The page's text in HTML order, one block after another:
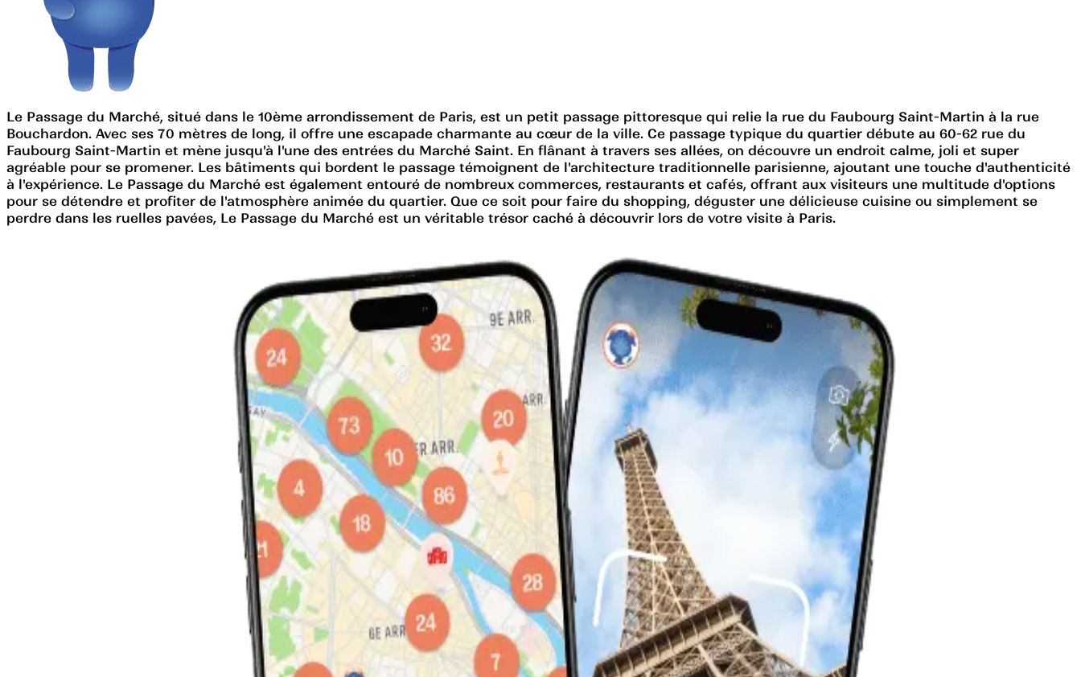
Le Passage du Marché, situé dans le 10ème arrondissement de Paris, est un petit passage pittoresque qui relie la rue du Faubourg Saint-Martin à la rue
Bouchardon. Avec ses 70 mètres de long, il offre une escapade charmante au cœur de la ville. Ce passage typique du quartier débute au 60-62 rue du
Faubourg Saint-Martin et mène jusqu'à l'une des entrées du Marché Saint. En flânant à travers ses allées, on découvre un endroit calme, joli et super
agréable pour se promener. Les bâtiments qui bordent le passage témoignent de l'architecture traditionnelle parisienne, ajoutant une touche d'authenticité
à l'expérience. Le Passage du Marché est également entouré de nombreux commerces, restaurants et cafés, offrant aux visiteurs une multitude d'options
pour se détendre et profiter de l'atmosphère animée du quartier. Que ce soit pour faire du shopping, déguster une délicieuse cuisine ou simplement se
perdre dans les ruelles pavées, Le Passage du Marché est un véritable trésor caché à découvrir lors de votre visite à Paris.